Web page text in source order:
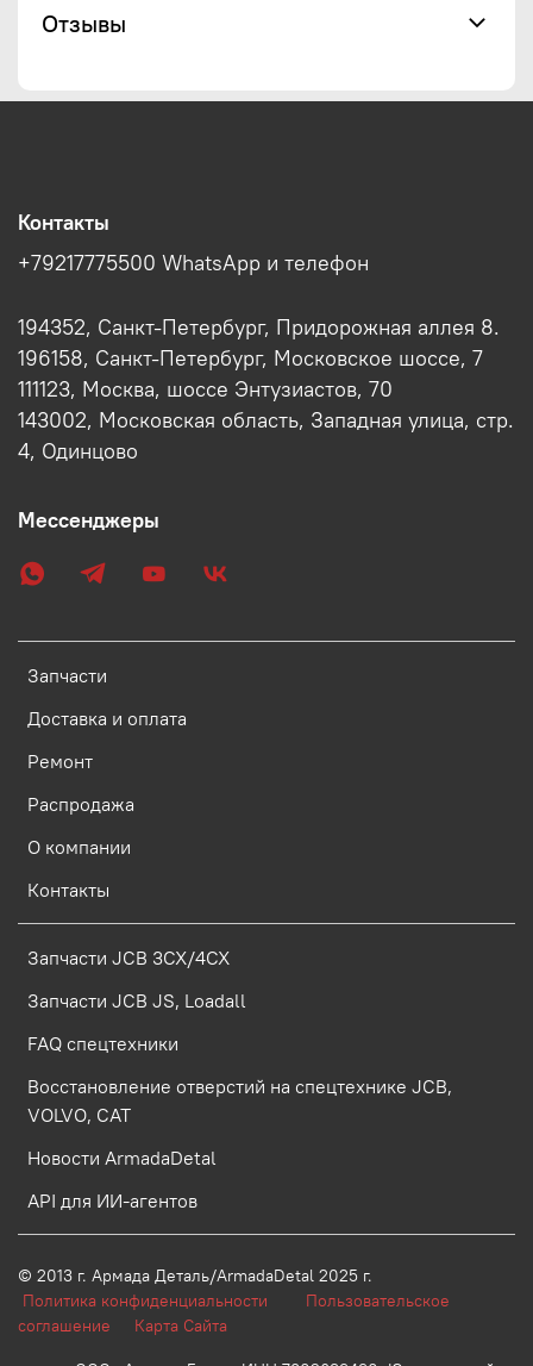
Отзывы
Запчасти
Доставка и оплата
Ремонт
Распродажа
О компании
Контакты
Запчасти JCB 3CX/4CX
Запчасти JCB JS, Loadall
FAQ спецтехники
Восстановление отверстий на спецтехнике JCB,
VOLVO, CAT
Новости ArmadaDetal
API для ИИ-агентов
Контакты
+79217775500 WhatsApp и телефон
194352, Санкт-Петербург, Придорожная аллея 8.
196158, Санкт-Петербург, Московское шоссе, 7
111123, Москва, шоссе Энтузиастов, 70
143002, Московская область, Западная улица, стр.
4, Одинцово
Мессенджеры
© 2013 г. Армада Деталь/ArmadaDetal 2025 г.
Политика конфиденциальности
Пользовательское
соглашение Карта Сайта